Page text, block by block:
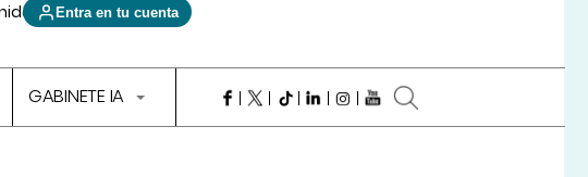
Entra en tu cuenta
GABINETE IA